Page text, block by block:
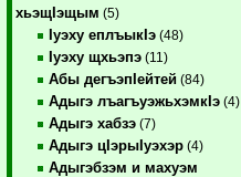
хьэщIэщым (5)
Iуэху еплъыкIэ (48)
Iуэху щхьэпэ (11)
Абы дегъэпIейтей (84)
Адыгэ лъагъуэжьхэмкIэ (4)
Адыгэ хабзэ (7)
Адыгэ цIэрыIуэхэр (4)
Адыгэбзэм и махуэм